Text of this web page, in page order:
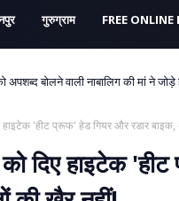
गुरुग्राम FREE
बोलने वाली नाबालिग की मां ने जोड़े
'हीट प्रूफ' हेड गियर और रडार बाइक,
दिए हाइटेक